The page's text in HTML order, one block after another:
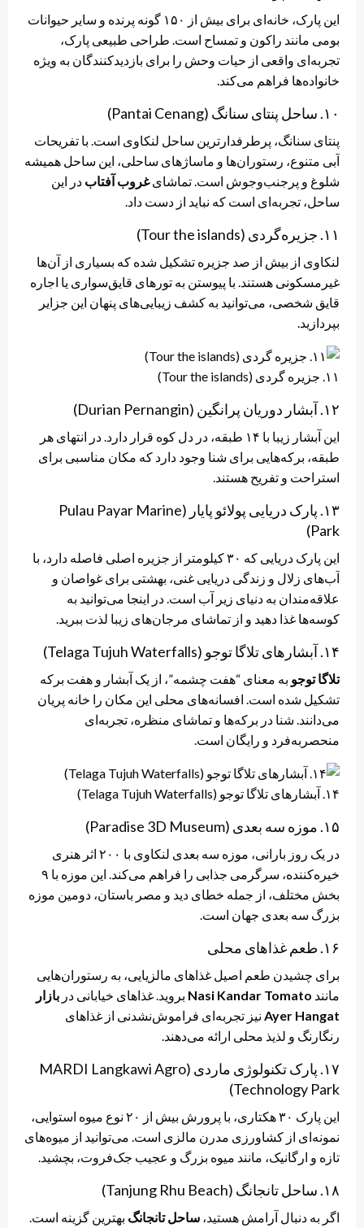
این پارک، خانه‌ای برای بیش از ۱۵۰ گونه پرنده و سایر حیوانات
بومی مانند راکون و تمساح است. طراحی طبیعی پارک،
تجربه‌ای واقعی از حیات وحش را برای بازدیدکنندگان به ویژه
خانواده‌ها فراهم می‌کند.
۱۰. ساحل پنتای سنانگ (Pantai Cenang)
پنتای سنانگ، پرطرفدارترین ساحل لنکاوی است. با تفریحات
آبی متنوع، رستوران‌ها و ماساژهای ساحلی، این ساحل همیشه
شلوغ و پرجنب‌وجوش است. تماشایغروب آفتاب در این
ساحل، تجربه‌ای است که نباید از دست داد.
۱۱. جزیره‌گردی (Tour the islands)
لنکاوی از بیش از صد جزیره تشکیل شده که بسیاری از آن‌ها
غیرمسکونی هستند. با پیوستن به تورهای قایق‌سواری یا اجاره
قایق شخصی، می‌توانید به کشف زیبایی‌های پنهان این جزایر
بپردازید.
۱۱. جزیره گردی (Tour the islands)
۱۲. آبشار دوریان پرانگین (Durian Pernangin)
این آبشار زیبا با ۱۴ طبقه، در دل کوه قرار دارد. در انتهای هر
طبقه، برکه‌هایی برای شنا وجود دارد که مکان مناسبی برای
استراحت و تفریح هستند.
۱۳. پارک دریایی پولائو پایار (Pulau Payar Marine
Park)
این پارک دریایی که ۳۰ کیلومتر از جزیره اصلی فاصله دارد، با
آب‌های زلال و زندگی دریایی غنی، بهشتی برای غواصان و
علاقه‌مندان به دنیای زیر آب است. در اینجا می‌توانید به
کوسه‌ها غذا دهید و از تماشای مرجان‌های زیبا لذت ببرید.
۱۴. آبشارهای تلاگا توجو (Telaga Tujuh Waterfalls)
تلاگا توجو به معنای “هفت چشمه”، از یک آبشار و هفت برکه
تشکیل شده است. افسانه‌های محلی این مکان را خانه پریان
می‌دانند. شنا در برکه‌ها و تماشای منظره، تجربه‌ای
منحصربه‌فرد و رایگان است.
۱۴. آبشارهای تلاگا توجو (Telaga Tujuh Waterfalls)
۱۵. موزه سه بعدی (Paradise 3D Museum)
در یک روز بارانی، موزه سه بعدی لنکاوی با ۲۰۰ اثر هنری
خیره‌کننده، سرگرمی جذابی را فراهم می‌کند. این موزه با ۹
بخش مختلف، از جمله خطای دید و مصر باستان، دومین موزه
بزرگ سه بعدی جهان است.
۱۶. طعم غذاهای محلی
برای چشیدن طعم اصیل غذاهای مالزیایی، به رستوران‌هایی
مانند Nasi Kandar Tomato بروید. غذاهای خیابانی در بازار
Ayer Hangat نیز تجربه‌ای فراموش‌نشدنی از غذاهای
رنگارنگ و لذیذ محلی ارائه می‌دهند.
۱۷. پارک تکنولوژی ماردی (MARDI Langkawi Agro
Technology Park)
این پارک ۳۰ هکتاری، با پرورش بیش از ۲۰ نوع میوه استوایی،
نمونه‌ای از کشاورزی مدرن مالزی است. می‌توانید از میوه‌های
تازه و ارگانیک، مانند میوه بزرگ و عجیب جک‌فروت، بچشید.
۱۸. ساحل تانجانگ (Tanjung Rhu Beach)
اگر به دنبال آرامش هستید، ساحل تانجانگ بهترین گزینه است.